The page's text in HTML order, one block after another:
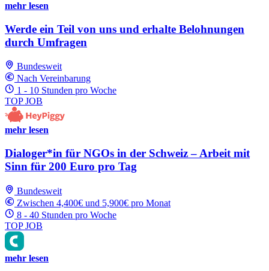
mehr lesen
Werde ein Teil von uns und erhalte Belohnungen
durch Umfragen
Bundesweit
Nach Vereinbarung
1 - 10 Stunden pro Woche
TOP JOB
mehr lesen
Dialoger*in für NGOs in der Schweiz – Arbeit mit
Sinn für 200 Euro pro Tag
Bundesweit
Zwischen 4,400€ und 5,900€ pro Monat
8 - 40 Stunden pro Woche
TOP JOB
mehr lesen